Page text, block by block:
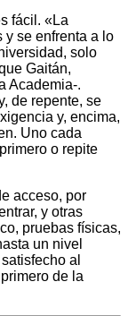
fácil. «La
y se enfrenta a lo
solo
Gaitán,
Academia-.
de repente, se
y, encima,
Uno cada
o repite
acceso, por
y otras
pruebas físicas,
un nivel
al
de la